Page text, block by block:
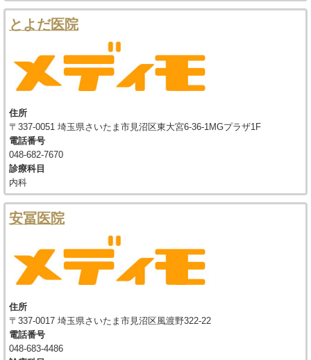
とよだ医院
住所
〒337-0051 埼玉県さいたま市見沼区東大宮6-36-1MGプラザ1F
電話番号
048-682-7670
診療科目
内科
安冨医院
住所
〒337-0017 埼玉県さいたま市見沼区風渡野322-22
電話番号
048-683-4486